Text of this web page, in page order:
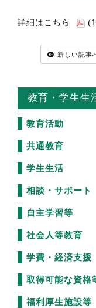
詳細は こちら
新しい記事
教育・学生生
教育活動
共通教育
学生生活
相談・サポート
自主学習等
社会人等教育
学費・経済支援
取得可能な資格
福利厚生施設等